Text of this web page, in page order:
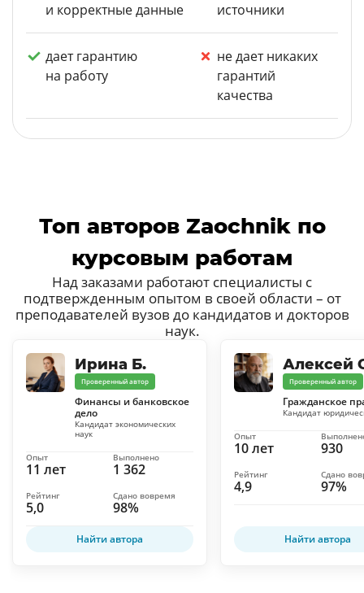
и корректные данные
источники
дает гарантию
на работу
не дает никаких
гарантий
качества
Топ авторов Zaochnik по
курсовым работам
Над заказами работают специалисты с
подтвержденным опытом в своей области – от
преподавателей вузов до кандидатов и докторов
наук.
Ирина Б.
Проверенный автор
Финансы и банковское
дело
Кандидат экономических
наук
11 лет
Опыт
1 362
Выполнено
5,0
Рейтинг
98%
Сдано вовремя
Найти автора
Алексей
Проверенный автор
Гражданское
Кандидат
10 лет
Опыт
930
4,9
Рейтинг
97%
Сдано
Найти автора